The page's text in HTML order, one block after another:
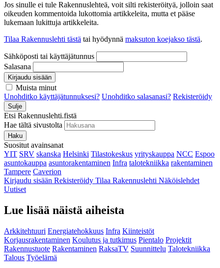
Jos sinulle ei tule Rakennuslehteä, voit silti rekisteröityä, jolloin saat
oikeuden kommentoida lukottomia artikkeleita, mutta et pääse
lukemaan lukittuja artikkeleita.
Tilaa Rakennuslehti tästä tai hyödynnä maksuton koejakso tästä.
Sähköposti tai käyttäjätunnus
Salasana
Kirjaudu sisään
Muista minut
Unohditko käyttäjätunnuksesi? Unohditko salasanasi? Rekisteröidy
Sulje
Etsi Rakennuslehti.fistä
Hae tältä sivustolta
Haku
Suositut avainsanat
YIT SRV skanska Helsinki Tilastokeskus yrityskauppa NCC Espoo
asuntokauppa asuntorakentaminen Infra talotekniikka rakentaminen
Tampere Caverion
Kirjaudu sisään Rekisteröidy Tilaa Rakennuslehti Näköislehdet
Uutiset
Lue lisää näistä aiheista
Arkkitehtuuri Energiatehokkuus Infra Kiinteistöt
Korjausrakentaminen Koulutus ja tutkimus Pientalo Projektit
Rakennustuote Rakentaminen RaksaTV Suunnittelu Talotekniikka
Talous Työelämä